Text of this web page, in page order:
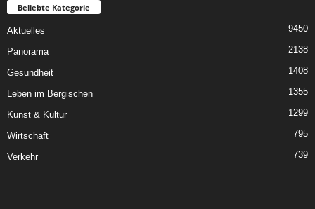
Beliebte Kategorie
Aktuelles 9450
Panorama 2138
Gesundheit 1408
Leben im Bergischen 1355
Kunst & Kultur 1299
Wirtschaft 795
Verkehr 739